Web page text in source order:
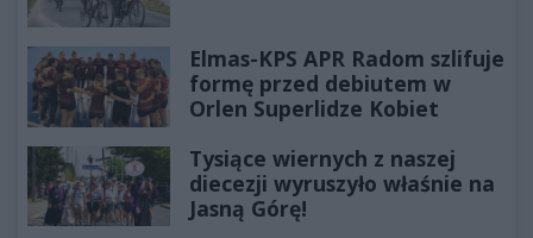
Elmas-KPS APR Radom szlifuje
formę przed debiutem w
Orlen Superlidze Kobiet
Tysiące wiernych z naszej
diecezji wyruszyło właśnie na
Jasną Górę!